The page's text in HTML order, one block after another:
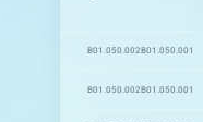
B01.050.002B01.050.001
B01.050.002B01.050.001